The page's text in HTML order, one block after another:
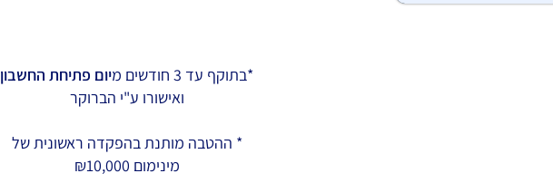
*בתוקף עד 3 חודשים מ
יום פתיחת החשבון
ואישורו ע"י הברוקר
* ההטבה מותנת בהפקדה ראשונית של
מינימום ₪10,000